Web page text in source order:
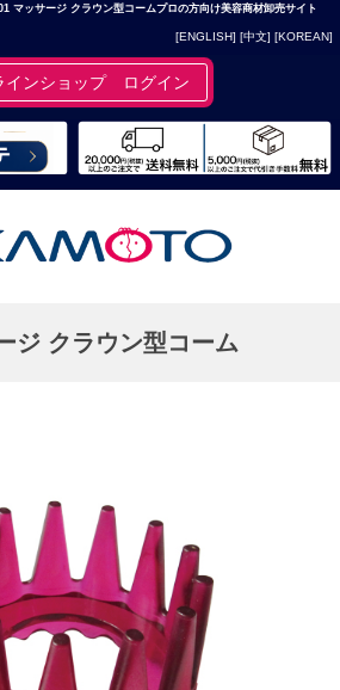
マッサージ クラウン型コームプロの方向け美容商材卸売サイト
[ENGLISH] [中文] [KOREAN]
インショップ ログイン
ジ クラウン型コーム